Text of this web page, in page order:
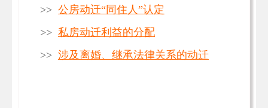
>> 公房动迁“同住人”认定
>> 私房动迁利益的分配
>> 涉及离婚、继承法律关系的动迁